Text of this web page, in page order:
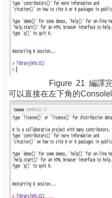
Figure 21 編譯
可以直接在左下角的